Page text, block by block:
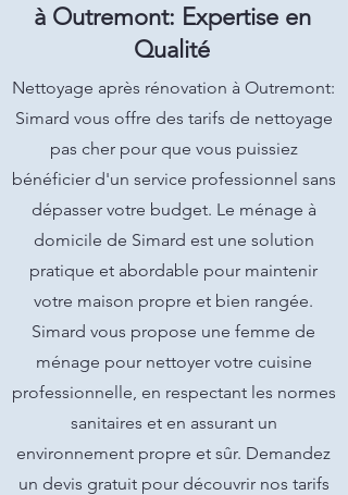
à Outremont: Expertise en
Qualité
Nettoyage après rénovation à Outremont:
Simard vous offre des tarifs de nettoyage
pas cher pour que vous puissiez
bénéficier d'un service professionnel sans
dépasser votre budget. Le ménage à
domicile de Simard est une solution
pratique et abordable pour maintenir
votre maison propre et bien rangée.
Simard vous propose une femme de
ménage pour nettoyer votre cuisine
professionnelle, en respectant les normes
sanitaires et en assurant un
environnement propre et sûr. Demandez
un devis gratuit pour découvrir nos tarifs